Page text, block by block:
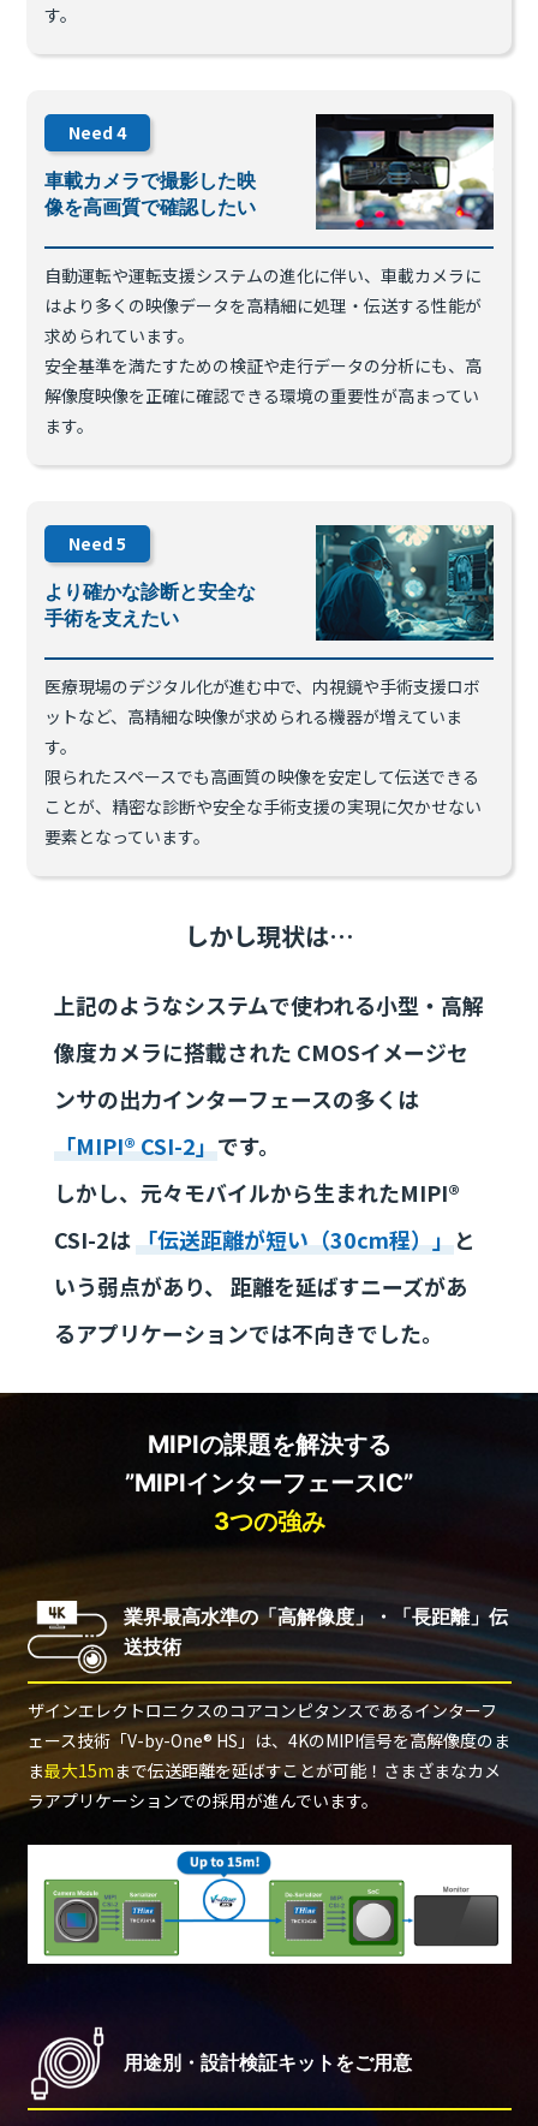
す。
Need4
車載カメラで撮影した映
像を高画質で確認したい
自動運転や運転支援システムの進化に伴い、車載カメラに
はより多くの映像データを高精細に処理・伝送する性能が
求められています。
安全基準を満たすための検証や走行データの分析にも、高
解像度映像を正確に確認できる環境の重要性が高まってい
ます。
Need5
より確かな診断と安全な
手術を支えたい
医療現場のデジタル化が進む中で、内視鏡や手術支援ロボ
ットなど、高精細な映像が求められる機器が増えていま
す。
限られたスペースでも高画質の映像を安定して伝送できる
ことが、精密な診断や安全な手術支援の実現に欠かせない
要素となっています。
しかし現状は…
上記のようなシステムで使われる小型・高解
像度カメラに搭載された CMOSイメージセ
ンサの出力インターフェースの多くは
「MIPI® CSI-2」です。
しかし、元々モバイルから生まれたMIPI®
CSI-2は「伝送距離が短い（30cm程）」と
いう弱点があり、
距離を延ばすニーズがあ
るアプリケーションでは不向きでした。
MIPIの課題を解決する
”MIPIインターフェースIC”
3つの強み
業界最高水準の「高解像度」・「長距離」伝
送技術
ザインエレクトロニクスのコアコンピタンスであるインターフ
ェース技術「V-by-One® HS」は、4KのMIPI信号を高解像度のま
ま最大15mまで伝送距離を延ばすことが可能！さまざまなカメ
ラアプリケーションでの採用が進んでいます。
用途別・設計検証キットをご用意